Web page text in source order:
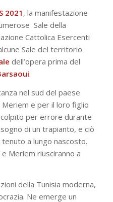
2021 , la manifestazione
Sale della
Cattolica Esercenti
Sale del territorio
dell’opera prima del
.
nel sud del paese
e per il loro figlio
per errore durante
di un trapianto, e ciò
tenuto a lungo nascosto.
e Meriem riusciranno a
della Tunisia moderna,
Ne emerge un